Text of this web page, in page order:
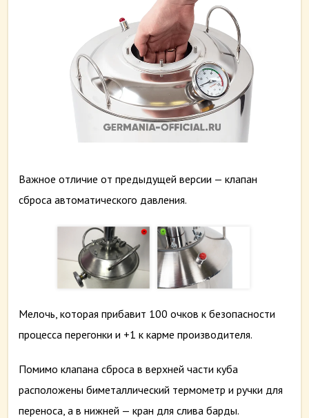
Важное отличие от предыдущей версии — клапан
сброса автоматического давления.
Мелочь, которая прибавит 100 очков к безопасности
процесса перегонки и +1 к карме производителя.
Помимо клапана сброса в верхней части куба
расположены биметаллический термометр и ручки для
переноса, а в нижней — кран для слива барды.